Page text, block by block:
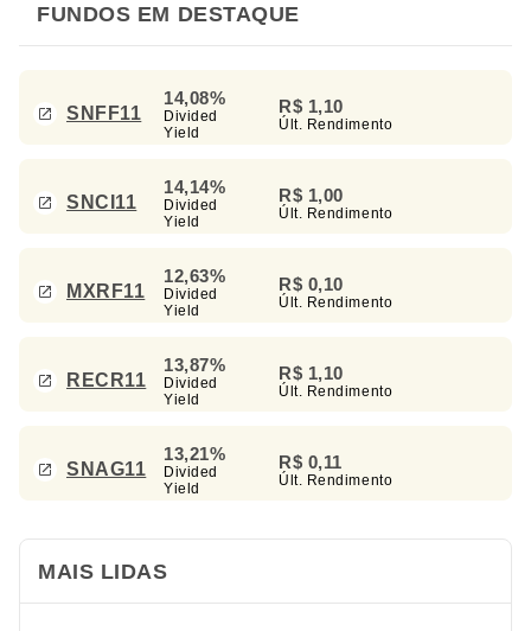
FUNDOS EM DESTAQUE
SNFF11
14,08%
Divided
Yield
R$ 1,10
Últ. Rendimento
SNCI11
14,14%
Divided
Yield
R$ 1,00
Últ. Rendimento
MXRF11
12,63%
Divided
Yield
R$ 0,10
Últ. Rendimento
RECR11
13,87%
Divided
Yield
R$ 1,10
Últ. Rendimento
SNAG11
13,21%
Divided
Yield
R$ 0,11
Últ. Rendimento
MAIS LIDAS